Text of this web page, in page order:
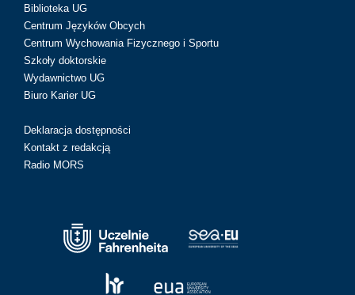
Biblioteka UG
Centrum Języków Obcych
Centrum Wychowania Fizycznego i Sportu
Szkoły doktorskie
Wydawnictwo UG
Biuro Karier UG
Deklaracja dostępności
Kontakt z redakcją
Radio MORS